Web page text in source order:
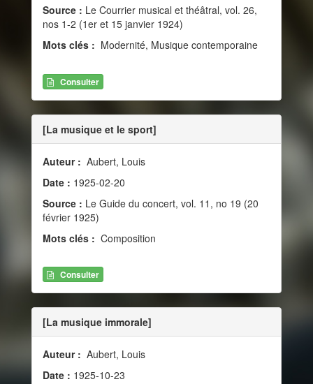
Source : Le Courrier musical et théâtral, vol. 26,
nos 1-2 (1er et 15 janvier 1924)
Mots clés : Modernité, Musique contemporaine
Consulter
[La musique et le sport]
Auteur : Aubert, Louis
Date : 1925-02-20
Source : Le Guide du concert, vol. 11, no 19 (20
février 1925)
Mots clés : Composition
Consulter
[La musique immorale]
Auteur : Aubert, Louis
Date : 1925-10-23